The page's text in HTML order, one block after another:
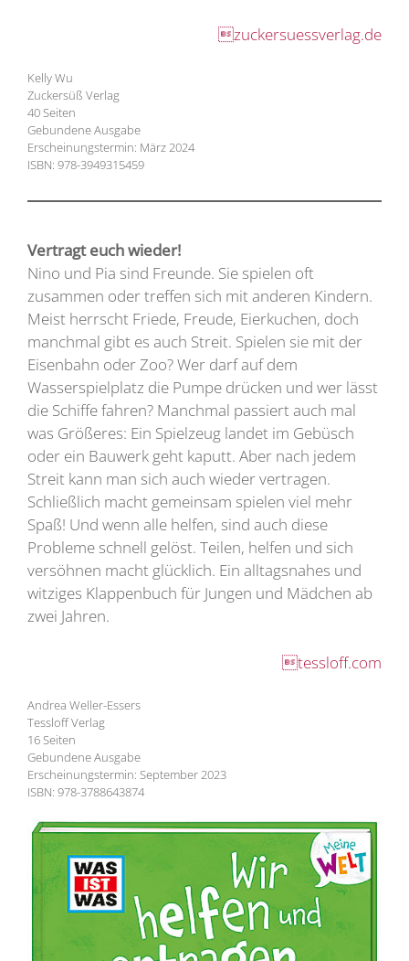
zuckersuessverlag.de
Kelly Wu
Zuckersüß Verlag
40 Seiten
Gebundene Ausgabe
Erscheinungstermin: März 2024
ISBN: 978-3949315459
Vertragt euch wieder!
Nino und Pia sind Freunde. Sie spielen oft
zusammen oder treffen sich mit anderen Kindern.
Meist herrscht Friede, Freude, Eierkuchen, doch
manchmal gibt es auch Streit. Spielen sie mit der
Eisenbahn oder Zoo? Wer darf auf dem
Wasserspielplatz die Pumpe drücken und wer lässt
die Schiffe fahren? Manchmal passiert auch mal
was Größeres: Ein Spielzeug landet im Gebüsch
oder ein Bauwerk geht kaputt. Aber nach jedem
Streit kann man sich auch wieder vertragen.
Schließlich macht gemeinsam spielen viel mehr
Spaß! Und wenn alle helfen, sind auch diese
Probleme schnell gelöst. Teilen, helfen und sich
versöhnen macht glücklich. Ein alltagsnahes und
witziges Klappenbuch für Jungen und Mädchen ab
zwei Jahren.
tessloff.com
Andrea Weller-Essers
Tessloff Verlag
16 Seiten
Gebundene Ausgabe
Erscheinungstermin: September 2023
ISBN: 978-3788643874